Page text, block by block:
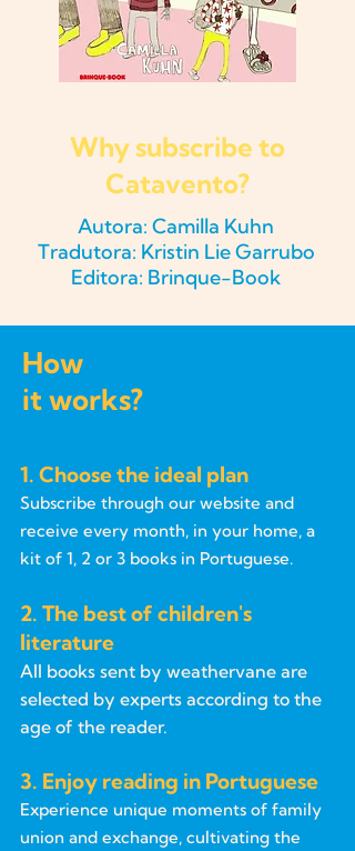
Why subscribe to
Catavento?
Autora: Camilla Kuhn
Tradutora: Kristin Lie Garrubo
Editora: Brinque-Book
How
it works?
1. Choose the ideal plan
Subscribe through our website and
receive every month, in your home, a
kit of 1, 2 or 3 books in Portuguese.
2. The best of children's
literature
All books sent by weathervane are
selected by experts according to the
age of the reader.
3. Enjoy reading in Portuguese
Experience unique moments of family
union and exchange, cultivating the